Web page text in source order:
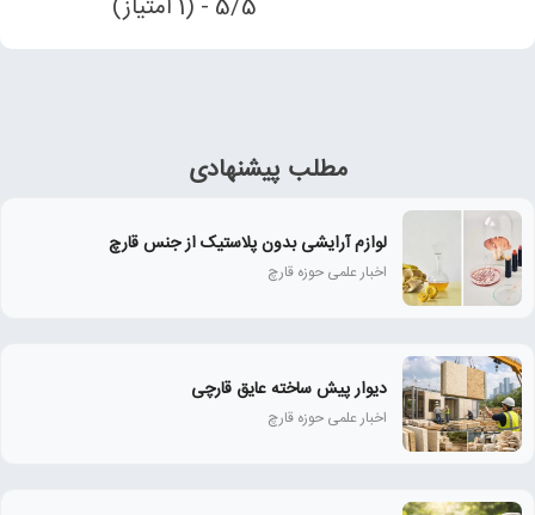
5/5 - (1 امتیاز)
مطلب پیشنهادی
لوازم آرایشی بدون پلاستیک از جنس قارچ
اخبار علمی حوزه قارچ
دیوار پیش ساخته عایق قارچی
اخبار علمی حوزه قارچ